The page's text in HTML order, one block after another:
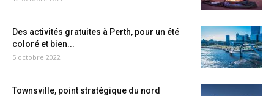
Des activités gratuites à Perth, pour un été
coloré et bien...
5 octobre 2022
Townsville, point stratégique du nord